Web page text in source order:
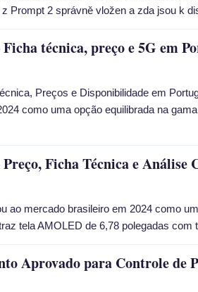
Prompt 2 správně vložen a zda jsou k
técnica, preço e 5G em
Preços e Disponibilidade em
como uma opção equilibrada na
Ficha Técnica e Análise
ao mercado brasileiro em 2024 como
tela AMOLED de 6,78 polegadas
Aprovado para Controle de